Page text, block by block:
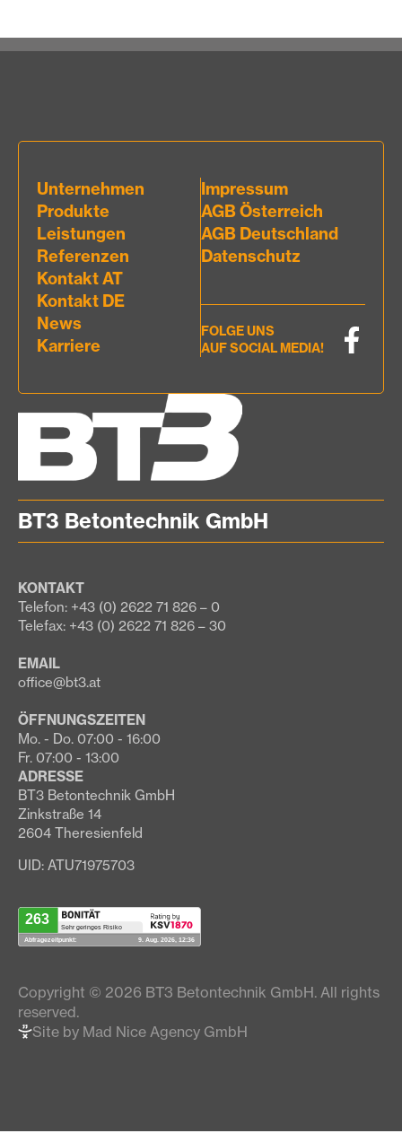
BT3 Betontechnik GmbH
KONTAKT
Telefon: +43 (0) 2622 71 826 – 0
Telefax: +43 (0) 2622 71 826 – 30
EMAIL
office@bt3.at
ÖFFNUNGSZEITEN
Mo. - Do. 07:00 - 16:00
Fr. 07:00 - 13:00
ADRESSE
BT3 Betontechnik GmbH
Zinkstraße 14
2604 Theresienfeld
UID: ATU71975703
Copyright © 2026 BT3 Betontechnik GmbH. All rights
reserved.
Site by Mad Nice Agency GmbH
Unternehmen
Produkte
Leistungen
Referenzen
Kontakt AT
Kontakt DE
News
Karriere
Impressum
AGB Österreich
AGB Deutschland
Datenschutz
FOLGE UNS
AUF SOCIAL MEDIA!